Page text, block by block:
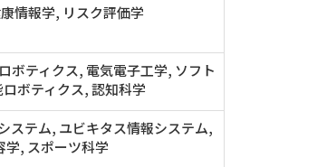
情報学, リスク評価学
ボティクス, 電気電子工学, ソフト
ボティクス, 認知科学
ステム, ユビキタス情報システム,
学, スポーツ科学